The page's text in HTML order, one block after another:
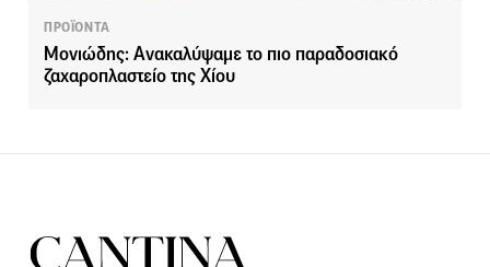
ΠΡΟΪΟΝΤΑ
Μονιώδης: Ανακαλύψαμε το πιο παραδοσιακό
ζαχαροπλαστείο της Χίου